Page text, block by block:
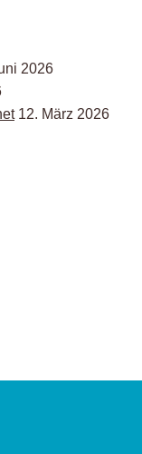
2026
12. März 2026